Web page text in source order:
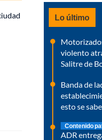
Lo último
violento
Salitre de
Banda de
esto se sabe
Contenido
ADR